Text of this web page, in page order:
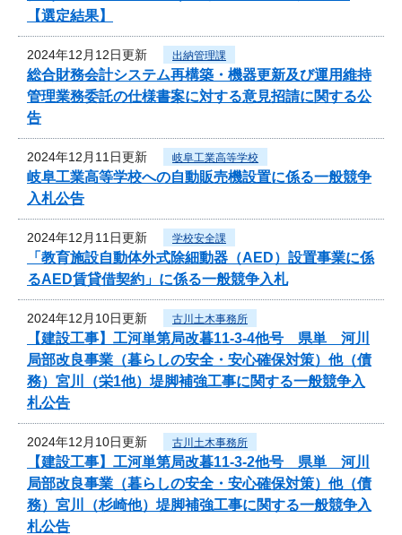
【選定結果】
2024年12月12日更新 出納管理課
総合財務会計システム再構築・機器更新及び運用維持
管理業務委託の仕様書案に対する意見招請に関する公
告
2024年12月11日更新 岐阜工業高等学校
岐阜工業高等学校への自動販売機設置に係る一般競争
入札公告
2024年12月11日更新 学校安全課
「教育施設自動体外式除細動器（AED）設置事業に係
るAED賃貸借契約」に係る一般競争入札
2024年12月10日更新 古川土木事務所
【建設工事】工河単第局改暮11-3-4他号 県単 河川
局部改良事業（暮らしの安全・安心確保対策）他（債
務）宮川（栄1他）堤脚補強工事に関する一般競争入
札公告
2024年12月10日更新 古川土木事務所
【建設工事】工河単第局改暮11-3-2他号 県単 河川
局部改良事業（暮らしの安全・安心確保対策）他（債
務）宮川（杉崎他）堤脚補強工事に関する一般競争入
札公告